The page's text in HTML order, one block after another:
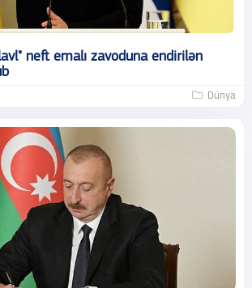
neft emalı zavoduna endirilən
Dünya